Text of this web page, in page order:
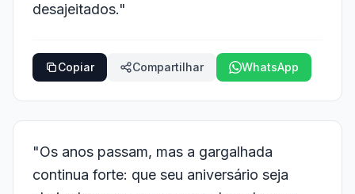
desajeitados."
Copiar Compartilhar WhatsApp
"Os anos passam, mas a gargalhada
continua forte: que seu aniversário seja